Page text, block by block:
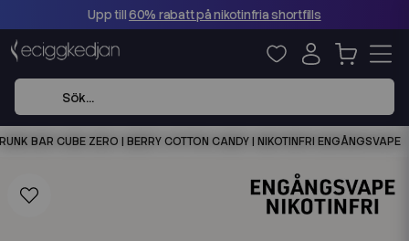
Upp till60% rabatt på nikotinfria shortfills
BAR CUBE ZERO | BERRY COTTON CANDY | NIKOTINFRI ENGÅNGSVAPE